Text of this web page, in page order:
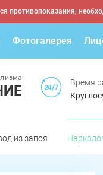
противопоказания,
Фотогалерея
Время
из запоя